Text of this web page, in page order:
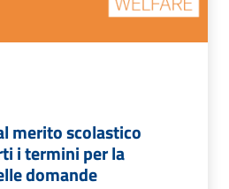
merito scolastico
i termini per la
domande